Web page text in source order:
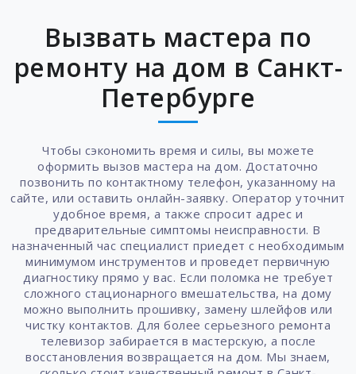
Вызвать мастера по
ремонту на дом в Санкт-
Петербурге
Чтобы сэкономить время и силы, вы можете
оформить вызов мастера на дом. Достаточно
позвонить по контактному телефон, указанному на
сайте, или оставить онлайн-заявку. Оператор уточнит
удобное время, а также спросит адрес и
предварительные симптомы неисправности. В
назначенный час специалист приедет с необходимым
минимумом инструментов и проведет первичную
диагностику прямо у вас. Если поломка не требует
сложного стационарного вмешательства, на дому
можно выполнить прошивку, замену шлейфов или
чистку контактов. Для более серьезного ремонта
телевизор забирается в мастерскую, а после
восстановления возвращается на дом. Мы знаем,